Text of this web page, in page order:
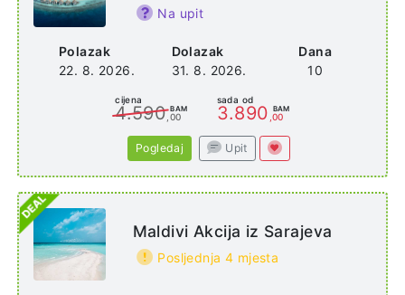
Polazak
22. 8. 2026.
Dolazak
31. 8. 2026.
Dana
10
Na upit
cijena
4.590 BAM
,00
sada od
3.890 BAM
,00
Pogledaj Upit
Maldivi Akcija iz Sarajeva
Posljednja 4 mjesta